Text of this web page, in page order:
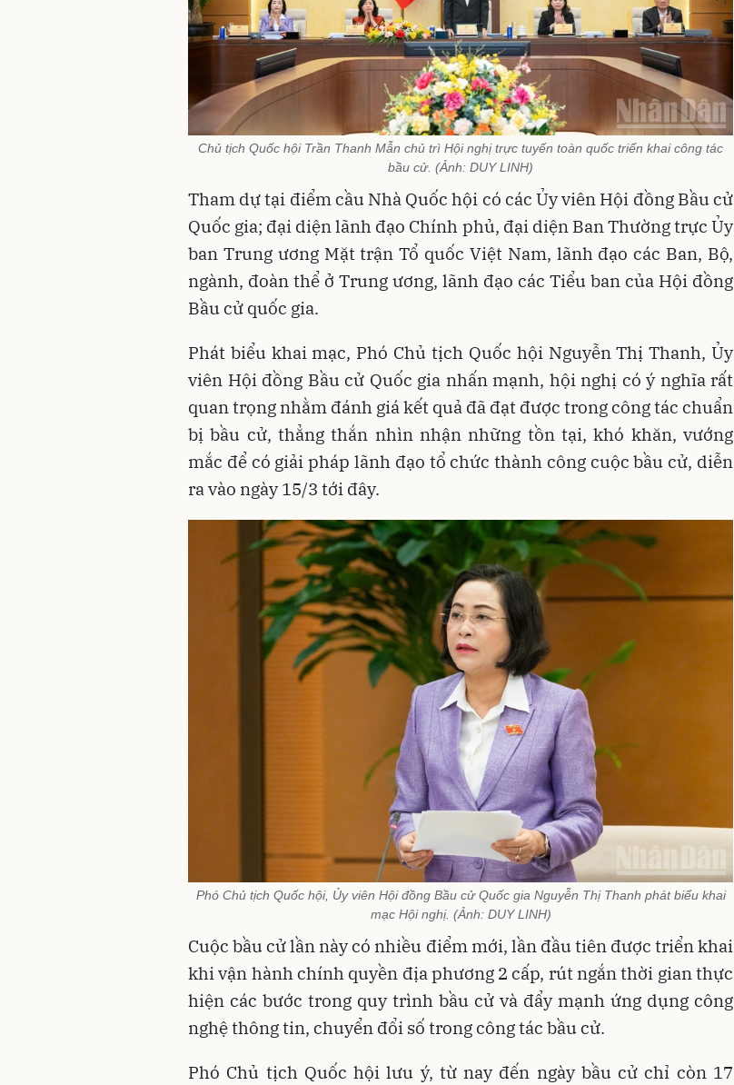
Chủ tịch Quốc hội Trần Thanh Mẫn chủ trì Hội nghị trực tuyến toàn quốc triển khai công tác
bầu cử. (Ảnh: DUY LINH)
Tham dự tại điểm cầu Nhà Quốc hội có các Ủy viên Hội đồng Bầu cử
Quốc gia; đại diện lãnh đạo Chính phủ, đại diện Ban Thường trực Ủy
ban Trung ương Mặt trận Tổ quốc Việt Nam, lãnh đạo các Ban, Bộ,
ngành, đoàn thể ở Trung ương, lãnh đạo các Tiểu ban của Hội đồng
Bầu cử quốc gia.
Phát biểu khai mạc, Phó Chủ tịch Quốc hội Nguyễn Thị Thanh, Ủy
viên Hội đồng Bầu cử Quốc gia nhấn mạnh, hội nghị có ý nghĩa rất
quan trọng nhằm đánh giá kết quả đã đạt được trong công tác chuẩn
bị bầu cử, thẳng thắn nhìn nhận những tồn tại, khó khăn, vướng
mắc để có giải pháp lãnh đạo tổ chức thành công cuộc bầu cử, diễn
ra vào ngày 15/3 tới đây.
Phó Chủ tịch Quốc hội, Ủy viên Hội đồng Bầu cử Quốc gia Nguyễn Thị Thanh phát biểu khai
mạc Hội nghị. (Ảnh: DUY LINH)
Cuộc bầu cử lần này có nhiều điểm mới, lần đầu tiên được triển khai
khi vận hành chính quyền địa phương 2 cấp, rút ngắn thời gian thực
hiện các bước trong quy trình bầu cử và đẩy mạnh ứng dụng công
nghệ thông tin, chuyển đổi số trong công tác bầu cử.
Phó Chủ tịch Quốc hội lưu ý, từ nay đến ngày bầu cử chỉ còn 17